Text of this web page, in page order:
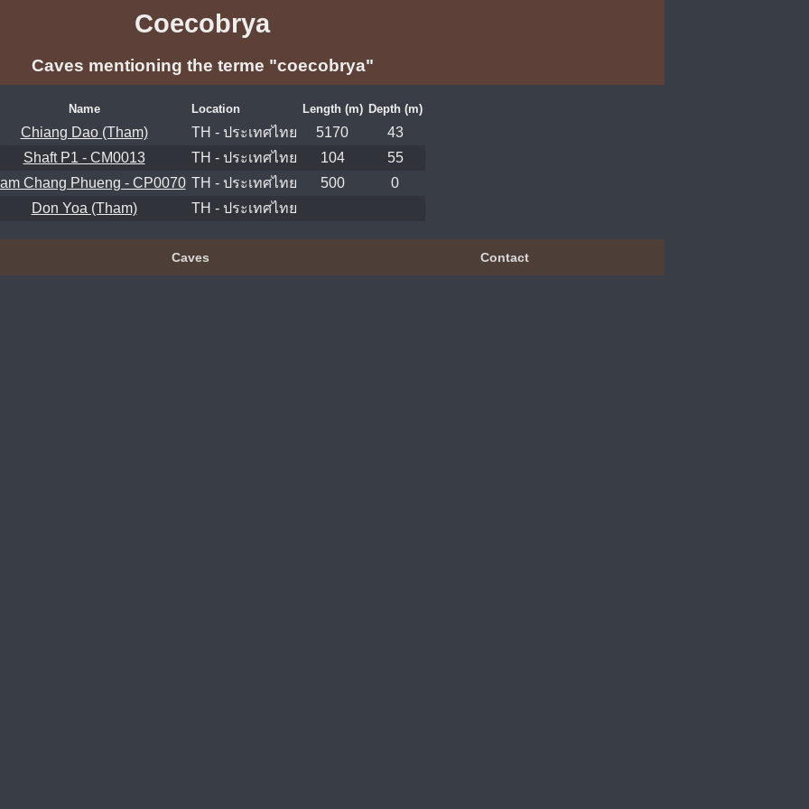
Coecobrya
Caves mentioning the terme "coecobrya"
Name Location Length (m) Depth (m)
Chiang Dao (Tham) TH - ประเทศไทย 5170
43
Shaft P1 - CM0013
TH - ประเทศไทย 104
55
Chang Phueng - CP0070 TH - ประเทศไทย 500
0
Don Yoa (Tham)
TH - ประเทศไทย
Caves Contact